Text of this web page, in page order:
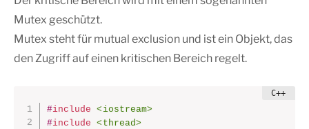
Mutex geschützt.
Mutex steht für mutual exclusion und ist ein Objekt, das
den Zugriff auf einen kritischen Bereich regelt.
#include
<iostream>
#include
<thread>